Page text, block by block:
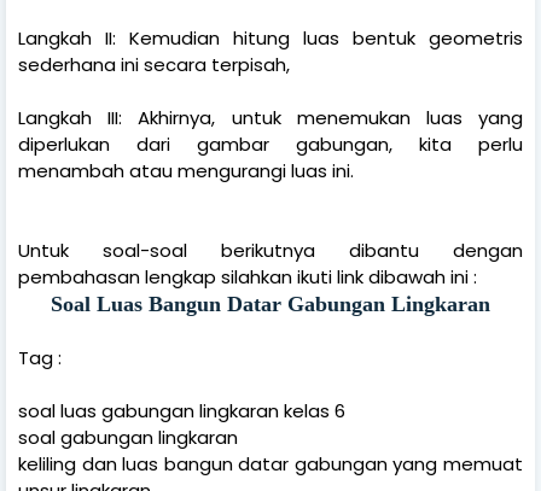
Langkah II: Kemudian hitung luas bentuk geometris
sederhana ini secara terpisah,
Langkah III: Akhirnya, untuk menemukan luas yang
diperlukan dari gambar gabungan, kita perlu
menambah atau mengurangi luas ini.
Untuk soal-soal berikutnya dibantu dengan
pembahasan lengkap silahkan ikuti link dibawah ini :
Soal Luas Bangun Datar Gabungan Lingkaran
Tag :
soal luas gabungan lingkaran kelas 6
soal gabungan lingkaran
keliling dan luas bangun datar gabungan yang memuat